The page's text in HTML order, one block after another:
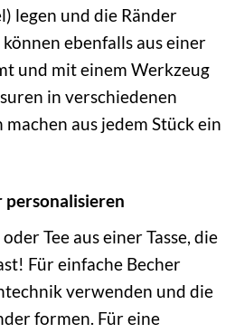
legen und die Ränder
ebenfalls aus einer
und mit einem Werkzeug
in verschiedenen
aus jedem Stück ein
personalisieren
Tee aus einer Tasse, die
Für einfache Becher
verwenden und die
formen. Für eine